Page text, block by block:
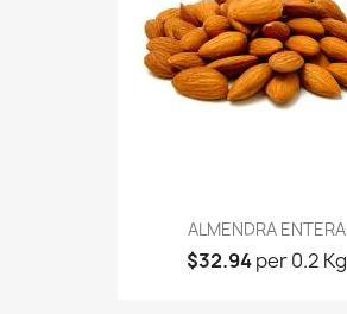
ALMENDRA ENTERA
$32.94per 0.2 Kg